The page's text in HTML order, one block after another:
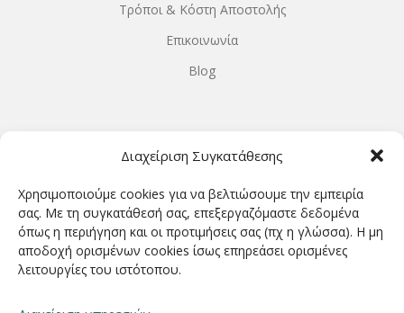
Διαχείριση Συγκατάθεσης
Χρησιμοποιούμε cookies για να βελτιώσουμε την εμπειρία
σας. Με τη συγκατάθεσή σας, επεξεργαζόμαστε δεδομένα
όπως η περιήγηση και οι προτιμήσεις σας (πχ η γλώσσα). Η μη
αποδοχή ορισμένων cookies ίσως επηρεάσει ορισμένες
λειτουργίες του ιστότοπου.
Τρόποι & Κόστη Αποστολής
Επικοινωνία
Blog
ΤΡΙΤΗ-ΠΕΜΠΤΗ-ΠΑΡΑΣΚΕΥΗ 9.00-20.00
ΣΑΒΒΑΤΟ 9.00-15.00